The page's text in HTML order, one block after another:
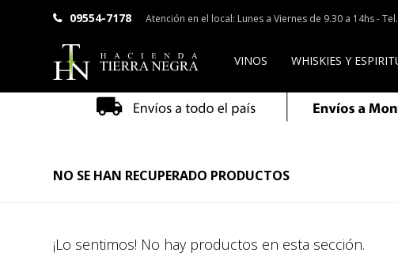
VINOS WHISKIES Y
09554-7178 Atención en el local: Lunes a Viernes de 9.30 a 14hs -
NO SE HAN RECUPERADO PRODUCTOS
¡Lo sentimos! No hay productos en esta sección.